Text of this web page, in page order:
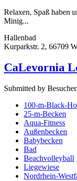
Relaxen, Spaß haben
Minig...
Hallenbad
Kurparkstr. 2, 66709
CaLevornia
Submitted by
100-m-Black-
25-m-Becken
Aqua-Fitness
Außenbecken
Babybecken
Bad
Beachvolleyball
Liegewiese
Nordrhein-